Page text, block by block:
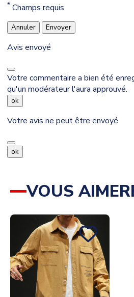
* Champs requis
Annuler Envoyer
Avis envoyé
Votre commentaire a bien été
qu'un modérateur l'aura approuvé.
ok
Votre avis ne peut être envoyé
ok
VOUS